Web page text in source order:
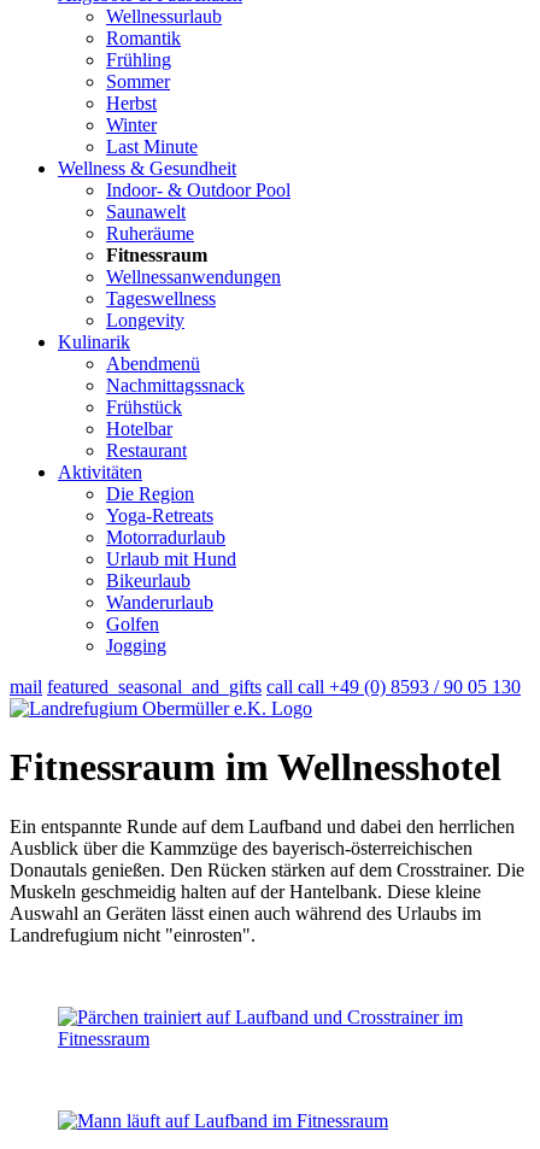
Wellnessurlaub
Romantik
Frühling
Sommer
Herbst
Winter
Last Minute
Wellness & Gesundheit
Indoor- & Outdoor Pool
Saunawelt
Ruheräume
Fitnessraum
Wellness­anwendungen
Tageswellness
Longevity
Kulinarik
Abendmenü
Nachmittagssnack
Frühstück
Hotelbar
Restaurant
Aktivitäten
Die Region
Yoga-Retreats
Motorradurlaub
Urlaub mit Hund
Bikeurlaub
Wanderurlaub
Golfen
Jogging
mail featured_seasonal_and_gifts call call +49 (0) 8593 / 90 05 130
Fitnessraum im Wellnesshotel
Ein entspannte Runde auf dem Laufband und dabei den herrlichen
Ausblick über die Kammzüge des bayerisch-österreichischen
Donautals genießen. Den Rücken stärken auf dem Crosstrainer. Die
Muskeln geschmeidig halten auf der Hantelbank. Diese kleine
Auswahl an Geräten lässt einen auch während des Urlaubs im
Landrefugium nicht "einrosten".